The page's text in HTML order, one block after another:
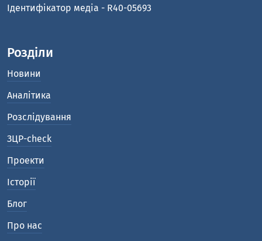
Ідентифікатор медіа - R40-05693
Розділи
Новини
Аналітика
Розслідування
ЗЦР-check
Проекти
Історії
Блог
Про нас